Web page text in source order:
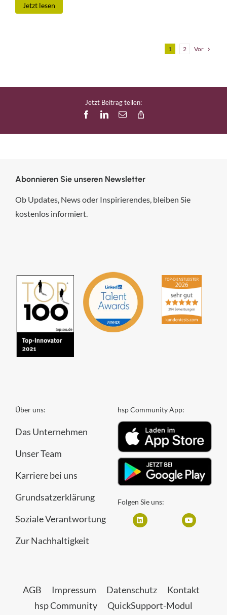
Jetzt lesen
1 2 Vor
Jetzt Beitrag teilen:
FacebookLinkedIn
E-
Abonnieren Sie unseren Newsletter
Ob Updates, News oder Inspirierendes, bleiben Sie
kostenlos informiert.
Über uns:
Das Unternehmen
Unser Team
Karriere bei uns
Grundsatzerklärung
Soziale Verantwortung
Zur Nachhaltigkeit
hsp Community App:
Folgen Sie uns:
AGB Impressum Datenschutz
Kontakt
hsp Community
QuickSupport-Modul